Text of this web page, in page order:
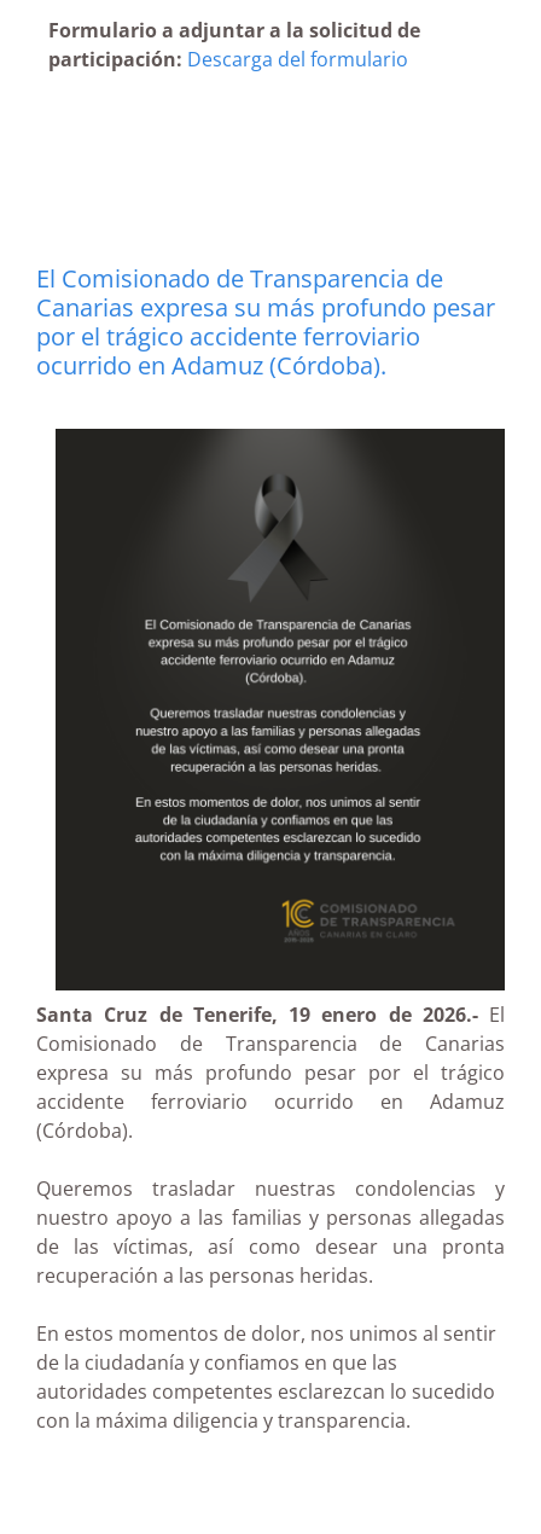
Formulario a adjuntar a la solicitud de
participación: Descarga del formulario
El Comisionado de Transparencia de
Canarias expresa su más profundo pesar
por el trágico accidente ferroviario
ocurrido en Adamuz (Córdoba).
Santa Cruz de Tenerife, 19 enero de 2026.- El
Comisionado de Transparencia de Canarias
expresa su más profundo pesar por el trágico
accidente ferroviario ocurrido en Adamuz
(Córdoba).
Queremos trasladar nuestras condolencias y
nuestro apoyo a las familias y personas allegadas
de las víctimas, así como desear una pronta
recuperación a las personas heridas.
En estos momentos de dolor, nos unimos al sentir
de la ciudadanía y confiamos en que las
autoridades competentes esclarezcan lo sucedido
con la máxima diligencia y transparencia.